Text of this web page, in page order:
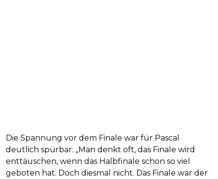
Die Spannung vor dem Finale war für Pascal
deutlich spürbar: „Man denkt oft, das Finale wird
enttäuschen, wenn das Halbfinale schon so viel
geboten hat. Doch diesmal nicht. Das Finale war der